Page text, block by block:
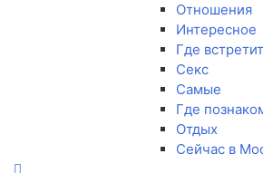
Отношения
Интересное
Где
Секс
Самые
Где
Отдых
Сейчас в